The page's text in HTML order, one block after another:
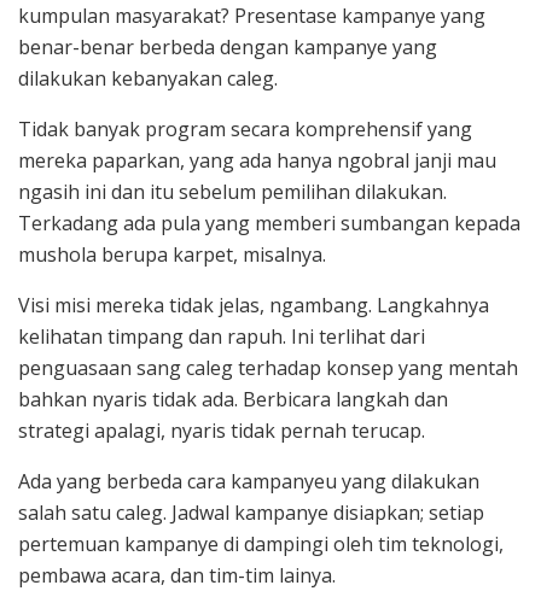
kumpulan masyarakat? Presentase kampanye yang
benar-benar berbeda dengan kampanye yang
dilakukan kebanyakan caleg.
Tidak banyak program secara komprehensif yang
mereka paparkan, yang ada hanya ngobral janji mau
ngasih ini dan itu sebelum pemilihan dilakukan.
Terkadang ada pula yang memberi sumbangan kepada
mushola berupa karpet, misalnya.
Visi misi mereka tidak jelas, ngambang. Langkahnya
kelihatan timpang dan rapuh. Ini terlihat dari
penguasaan sang caleg terhadap konsep yang mentah
bahkan nyaris tidak ada. Berbicara langkah dan
strategi apalagi, nyaris tidak pernah terucap.
Ada yang berbeda cara kampanyeu yang dilakukan
salah satu caleg. Jadwal kampanye disiapkan; setiap
pertemuan kampanye di dampingi oleh tim teknologi,
pembawa acara, dan tim-tim lainya.